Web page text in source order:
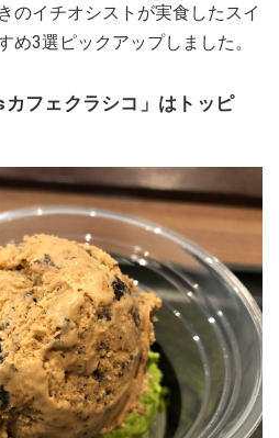
のイチオシストが実食したスイ
め3選ピックアップしました。
フェクラシコ」はトッピ